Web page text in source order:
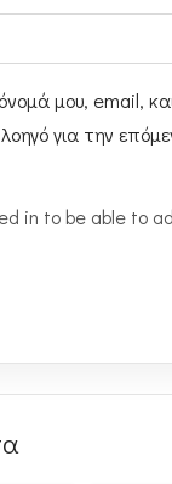
μου, email,
για την
in to be able to